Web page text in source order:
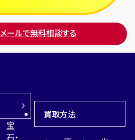
メールで無料相談する
宝
石・
買取方法